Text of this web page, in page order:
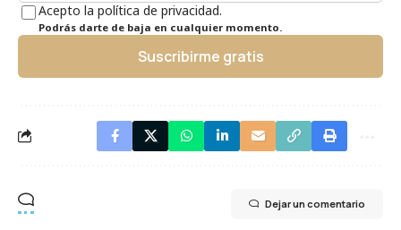
Acepto la política de privacidad.
Podrás darte de baja en cualquier momento.
Suscribirme gratis
Dejar un comentario